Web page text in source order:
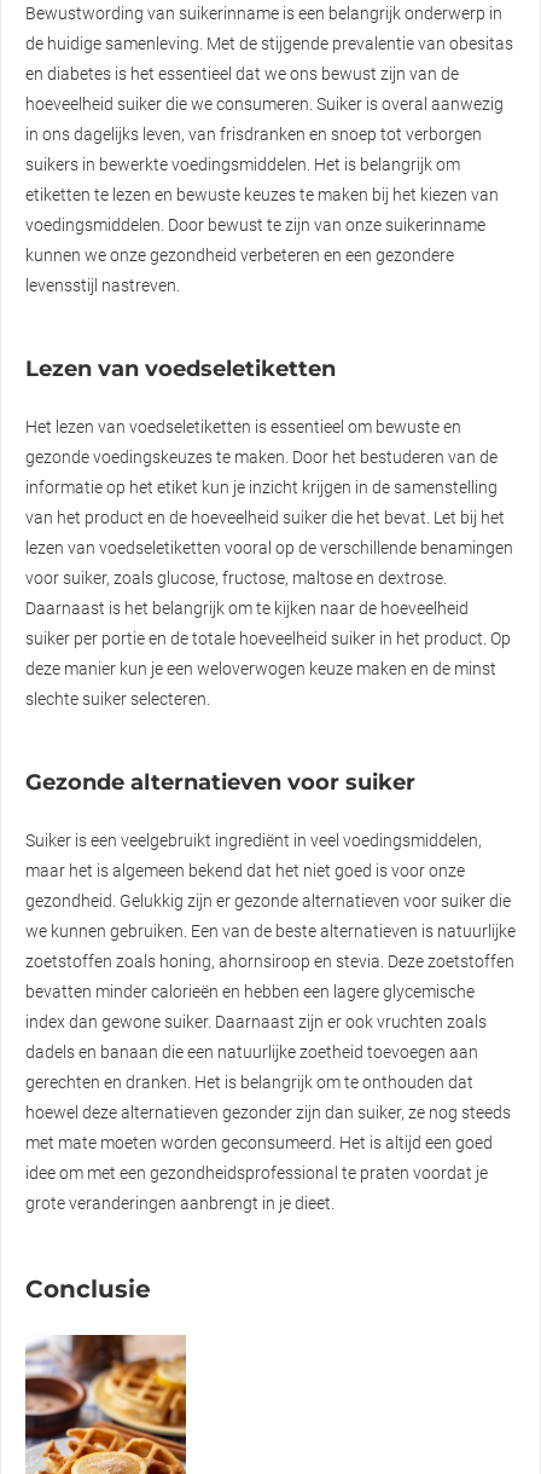
Bewustwording van suikerinname is een belangrijk onderwerp in
de huidige samenleving. Met de stijgende prevalentie van obesitas
en diabetes is het essentieel dat we ons bewust zijn van de
hoeveelheid suiker die we consumeren. Suiker is overal aanwezig
in ons dagelijks leven, van frisdranken en snoep tot verborgen
suikers in bewerkte voedingsmiddelen. Het is belangrijk om
etiketten te lezen en bewuste keuzes te maken bij het kiezen van
voedingsmiddelen. Door bewust te zijn van onze suikerinname
kunnen we onze gezondheid verbeteren en een gezondere
levensstijl nastreven.
Lezen van voedseletiketten
Het lezen van voedseletiketten is essentieel om bewuste en
gezonde voedingskeuzes te maken. Door het bestuderen van de
informatie op het etiket kun je inzicht krijgen in de samenstelling
van het product en de hoeveelheid suiker die het bevat. Let bij het
lezen van voedseletiketten vooral op de verschillende benamingen
voor suiker, zoals glucose, fructose, maltose en dextrose.
Daarnaast is het belangrijk om te kijken naar de hoeveelheid
suiker per portie en de totale hoeveelheid suiker in het product. Op
deze manier kun je een weloverwogen keuze maken en de minst
slechte suiker selecteren.
Gezonde alternatieven voor suiker
Suiker is een veelgebruikt ingrediënt in veel voedingsmiddelen,
maar het is algemeen bekend dat het niet goed is voor onze
gezondheid. Gelukkig zijn er gezonde alternatieven voor suiker die
we kunnen gebruiken. Een van de beste alternatieven is natuurlijke
zoetstoffen zoals honing, ahornsiroop en stevia. Deze zoetstoffen
bevatten minder calorieën en hebben een lagere glycemische
index dan gewone suiker. Daarnaast zijn er ook vruchten zoals
dadels en banaan die een natuurlijke zoetheid toevoegen aan
gerechten en dranken. Het is belangrijk om te onthouden dat
hoewel deze alternatieven gezonder zijn dan suiker, ze nog steeds
met mate moeten worden geconsumeerd. Het is altijd een goed
idee om met een gezondheidsprofessional te praten voordat je
grote veranderingen aanbrengt in je dieet.
Conclusie